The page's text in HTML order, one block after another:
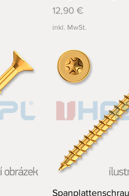
Preis
12,90 €
inkl. MwSt.